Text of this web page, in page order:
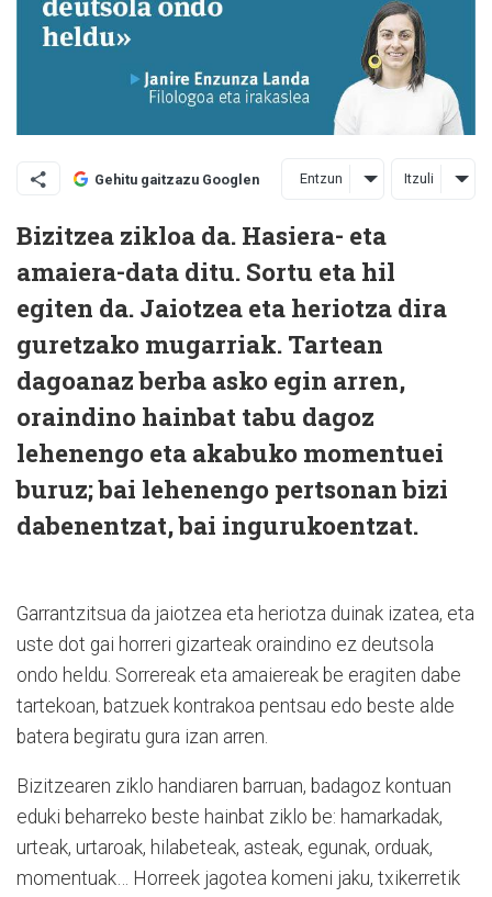
Gehitu gaitzazu Googlen Entzun Itzuli
Bizitzea zikloa da. Hasiera- eta
amaiera-data ditu. Sortu eta hil
egiten da. Jaiotzea eta heriotza dira
guretzako mugarriak. Tartean
dagoanaz berba asko egin arren,
oraindino hainbat tabu dagoz
lehenengo eta akabuko momentuei
buruz; bai lehenengo pertsonan bizi
dabenentzat, bai ingurukoentzat.
Garrantzitsua da jaiotzea eta heriotza duinak izatea, eta
uste dot gai horreri gizarteak oraindino ez deutsola
ondo heldu. Sorrereak eta amaiereak be eragiten dabe
tartekoan, batzuek kontrakoa pentsau edo beste alde
batera begiratu gura izan arren.
Bizitzearen ziklo handiaren barruan, badagoz kontuan
eduki beharreko beste hainbat ziklo be: hamarkadak,
urteak, urtaroak, hilabeteak, asteak, egunak, orduak,
momentuak… Horreek jagotea komeni jaku, txikerretik